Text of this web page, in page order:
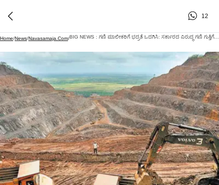
12
Home/News/Navasamaja.com/